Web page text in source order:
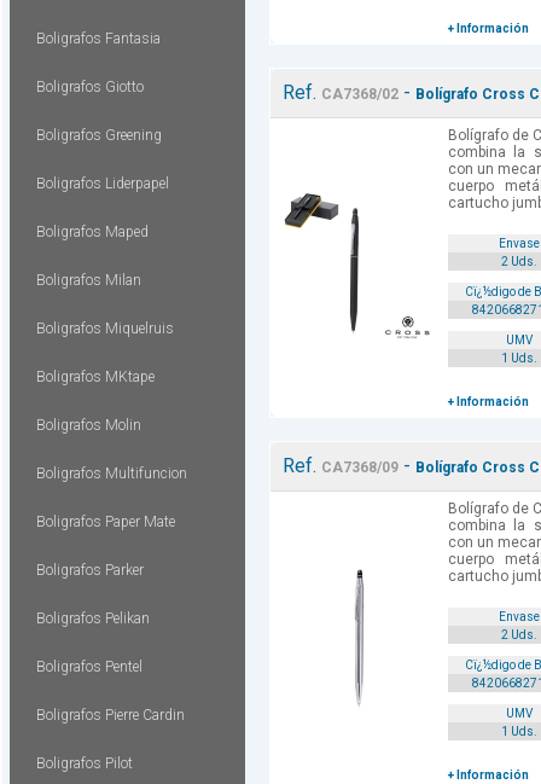
Boligrafos Fantasia
Boligrafos Giotto
Boligrafos Greening
Boligrafos Liderpapel
Boligrafos Maped
Boligrafos Milan
Boligrafos Miquelruis
Boligrafos MKtape
Boligrafos Molin
Boligrafos Multifuncion
Boligrafos Paper Mate
Boligrafos Parker
Boligrafos Pelikan
Boligrafos Pentel
Boligrafos Pierre Cardin
Boligrafos Pilot
+ Información
Ref. CA7368/02- Bolígrafo Cross
Bolígrafo de
combina la
con un
cuerpo
cartucho
Envase
2 Uds.
Cï¿½digo de
UMV
1 Uds.
+ Información
Ref. CA7368/09- Bolígrafo Cross
Bolígrafo de
combina la
con un
cuerpo
cartucho
Envase
2 Uds.
Cï¿½digo de
UMV
1 Uds.
+ Información